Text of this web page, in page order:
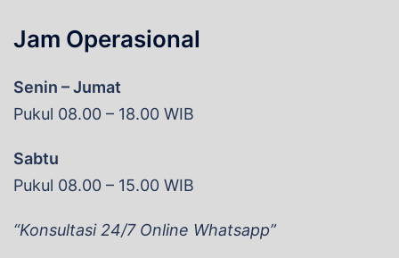
Jam Operasional
Senin – Jumat
Pukul 08.00 – 18.00 WIB
Sabtu
Pukul 08.00 – 15.00 WIB
“Konsultasi 24/7 Online Whatsapp”